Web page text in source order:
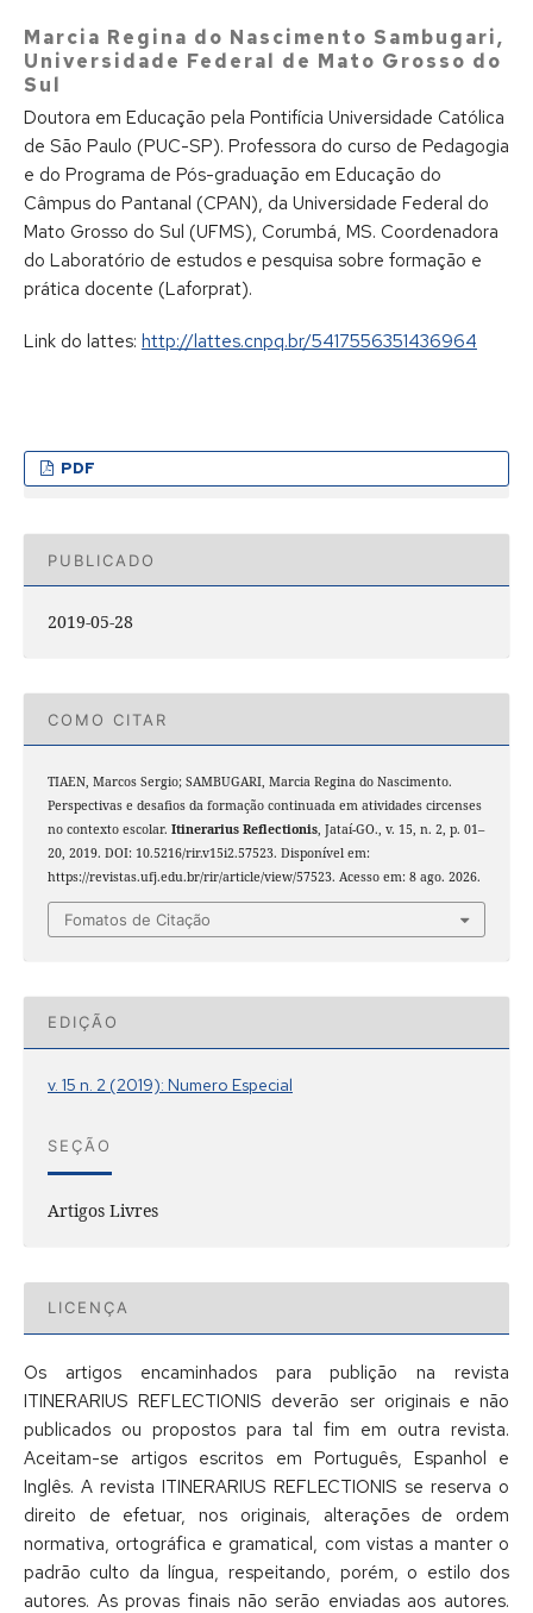
Marcia Regina do Nascimento Sambugari,
Universidade Federal de Mato Grosso do
Sul
Doutora em Educação pela Pontifícia Universidade Católica
de São Paulo (PUC-SP). Professora do curso de Pedagogia
e do Programa de Pós-graduação em Educação do
Câmpus do Pantanal (CPAN), da Universidade Federal do
Mato Grosso do Sul (UFMS), Corumbá, MS. Coordenadora
do Laboratório de estudos e pesquisa sobre formação e
prática docente (Laforprat).
Link do lattes: http://lattes.cnpq.br/5417556351436964
PDF
PUBLICADO
2019-05-28
COMO CITAR
TIAEN, Marcos Sergio; SAMBUGARI, Marcia Regina do Nascimento.
Perspectivas e desafios da formação continuada em atividades circenses
no contexto escolar. Itinerarius Reflectionis, Jataí-GO., v. 15, n. 2, p. 01–
20, 2019. DOI: 10.5216/rir.v15i2.57523. Disponível em:
https://revistas.ufj.edu.br/rir/article/view/57523. Acesso em: 8 ago. 2026.
Fomatos de Citação
EDIÇÃO
v. 15 n. 2 (2019): Numero Especial
SEÇÃO
Artigos Livres
LICENÇA
Os artigos encaminhados para publição na revista
ITINERARIUS REFLECTIONIS deverão ser originais e não
publicados ou propostos para tal fim em outra revista.
Aceitam-se artigos escritos em Português, Espanhol e
Inglês. A revista ITINERARIUS REFLECTIONIS se reserva o
direito de efetuar, nos originais, alterações de ordem
normativa, ortográfica e gramatical, com vistas a manter o
padrão culto da língua, respeitando, porém, o estilo dos
autores. As provas finais não serão enviadas aos autores.